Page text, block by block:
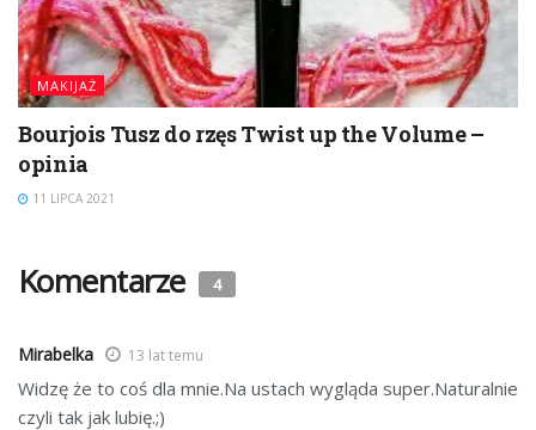
MAKIJAŻ
Bourjois Tusz do rzęs Twist up the Volume –
opinia
11 LIPCA 2021
Komentarze 4
Mirabelka 13 lat temu
Widzę że to coś dla mnie.Na ustach wygląda super.Naturalnie
czyli tak jak lubię.;)